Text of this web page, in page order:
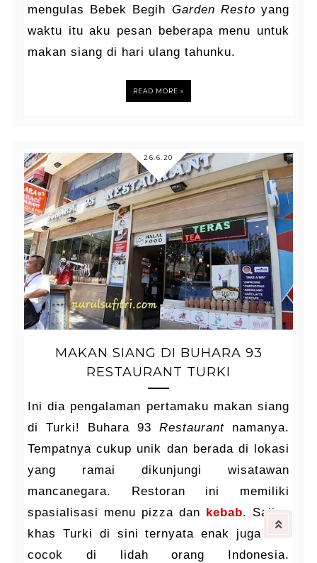
mengulas Bebek Begih Garden Resto yang
waktu itu aku pesan beberapa menu untuk
makan siang di hari ulang tahunku.
READ MORE »
26.6.20
MAKAN SIANG DI BUHARA 93
RESTAURANT TURKI
Ini dia pengalaman pertamaku makan siang
di Turki! Buhara 93Restaurant namanya.
Tempatnya cukup unik dan berada di lokasi
yang ramai dikunjungi wisatawan
mancanegara. Restoran ini memiliki
spasialisasi menu pizza dan kebab. Sajian
khas Turki di sini ternyata enak juga dan
cocok di lidah orang Indonesia.